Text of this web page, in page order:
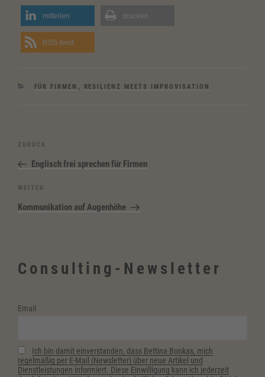
mitteilen drucken
RSS-feed
KATEGORIEN
FÜR FIRMEN , RESILIENZ MEETS IMPROVISATION
Beitragsnavigation
Vorheriger
Beitrag
ZURÜCK
Englisch frei sprechen für Firmen
Nächster
Beitrag
WEITER
Kommunikation auf Augenhöhe
Consulting-Newsletter
Email
Ich bin damit einverstanden, dass Bettina Bonkas, mich
regelmäßig per E-Mail (Newsletter) über neue Artikel und
Dienstleistungen informiert. Diese Einwilligung kann ich jederzeit